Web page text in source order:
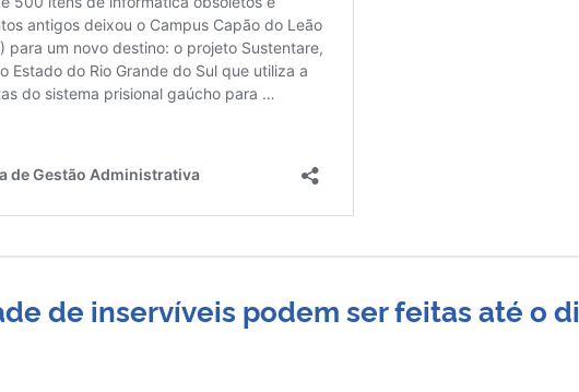
de inservíveis podem ser feitas até o